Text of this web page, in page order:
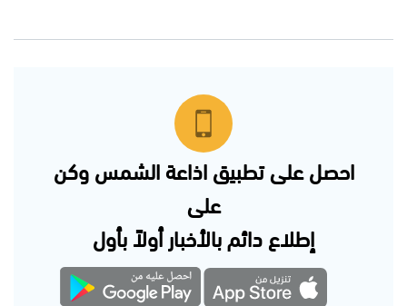
احصل على تطبيق اذاعة الشمس وكن
على
إطلاع دائم بالأخبار أولاً بأول